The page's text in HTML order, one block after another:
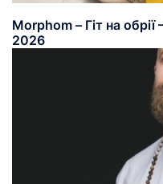
Morphom – Гіт на
2026